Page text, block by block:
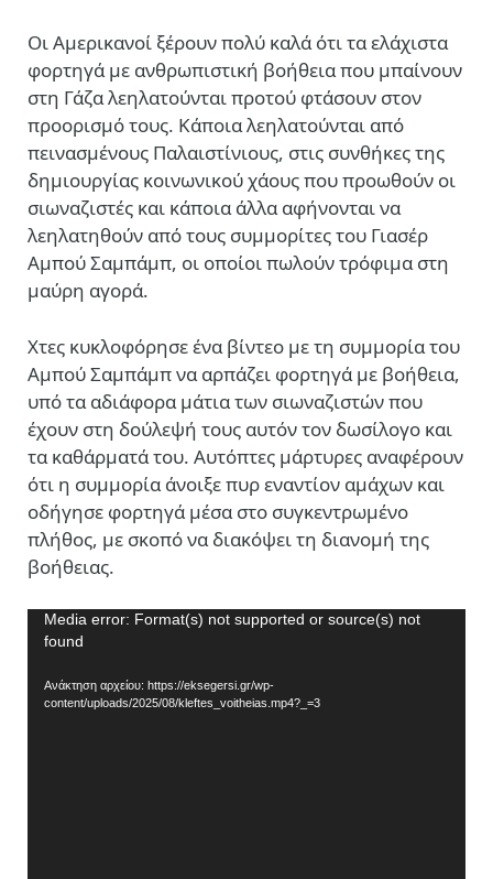
Oι Αμερικανοί ξέρουν πολύ καλά ότι τα ελάχιστα
φορτηγά με ανθρωπιστική βοήθεια που μπαίνουν
στη Γάζα λεηλατούνται προτού φτάσουν στον
προορισμό τους. Κάποια λεηλατούνται από
πεινασμένους Παλαιστίνιους, στις συνθήκες της
δημιουργίας κοινωνικού χάους που προωθούν οι
σιωναζιστές και κάποια άλλα αφήνονται να
λεηλατηθούν από τους συμμορίτες του Γιασέρ
Αμπού Σαμπάμπ, οι οποίοι πωλούν τρόφιμα στη
μαύρη αγορά.
Χτες κυκλοφόρησε ένα βίντεο με τη συμμορία του
Αμπού Σαμπάμπ να αρπάζει φορτηγά με βοήθεια,
υπό τα αδιάφορα μάτια των σιωναζιστών που
έχουν στη δούλεψή τους αυτόν τον δωσίλογο και
τα καθάρματά του. Αυτόπτες μάρτυρες αναφέρουν
ότι η συμμορία άνοιξε πυρ εναντίον αμάχων και
οδήγησε φορτηγά μέσα στο συγκεντρωμένο
πλήθος, με σκοπό να διακόψει τη διανομή της
βοήθειας.
Πρόγραμμα
Αναπαραγωγής
Βίντεο
Media error: Format(s) not supported or source(s) not
found
Ανάκτηση αρχείου: https://eksegersi.gr/wp-
content/uploads/2025/08/kleftes_voitheias.mp4?_=3